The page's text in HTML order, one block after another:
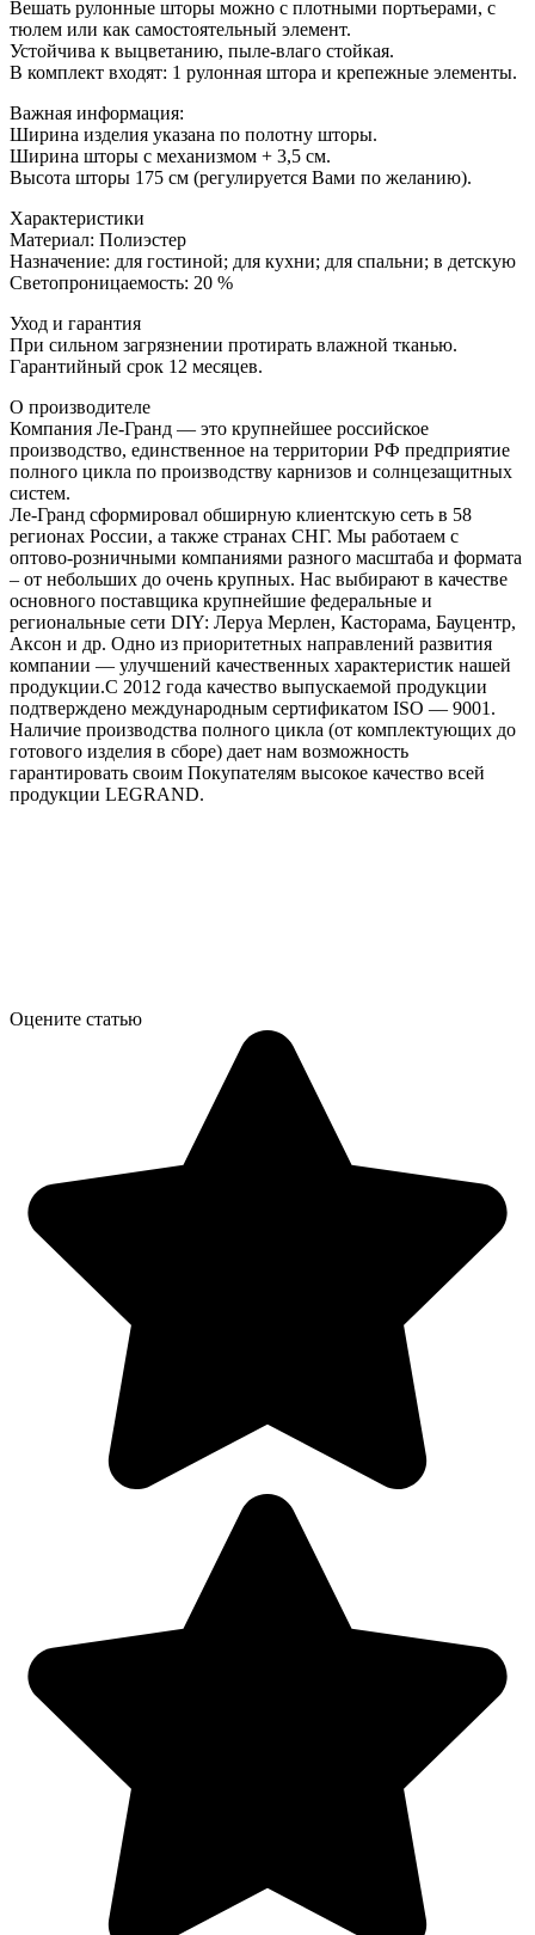
Вешать рулонные шторы можно с плотными портьерами, с
тюлем или как самостоятельный элемент.
Устойчива к выцветанию, пыле-влаго стойкая.
В комплект входят: 1 рулонная штора и крепежные элементы.
Важная информация:
Ширина изделия указана по полотну шторы.
Ширина шторы с механизмом + 3,5 см.
Высота шторы 175 см (регулируется Вами по желанию).
Характеристики
Материал: Полиэстер
Назначение: для гостиной; для кухни; для спальни; в детскую
Светопроницаемость: 20 %
Уход и гарантия
При сильном загрязнении протирать влажной тканью.
Гарантийный срок 12 месяцев.
О производителе
Компания Ле-Гранд — это крупнейшее российское
производство, единственное на территории РФ предприятие
полного цикла по производству карнизов и солнцезащитных
систем.
Ле-Гранд сформировал обширную клиентскую сеть в 58
регионах России, а также странах СНГ. Мы работаем с
оптово-розничными компаниями разного масштаба и формата
– от небольших до очень крупных. Нас выбирают в качестве
основного поставщика крупнейшие федеральные и
региональные сети DIY: Леруа Мерлен, Касторама, Бауцентр,
Аксон и др. Одно из приоритетных направлений развития
компании — улучшений качественных характеристик нашей
продукции.С 2012 года качество выпускаемой продукции
подтверждено международным сертификатом ISO — 9001.
Наличие производства полного цикла (от комплектующих до
готового изделия в сборе) дает нам возможность
гарантировать своим Покупателям высокое качество всей
продукции LEGRAND.
Оцените статью